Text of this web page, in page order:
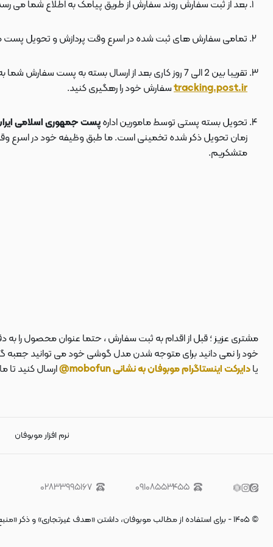
بعد از ثبت سفارش روند سفارش از طریق پیامک به اطلاع شما می
تمامی سفارش های ثبت شده در اسرع وقت پردازش و تحویل
تقریبا بین 2 الی 7 روز کاری بعد از ارسال بسته به پست سفارش شما به دستتان می رسد . بعد از ارسال بسته به پست ، کد مرسوله هم برای شما پیامک می شود که توسط آن می توانید در سایت پست به نشانی
tracking.post.irسفارش خود را رهگیری کنید.
تحویل بسته پستی توسط مامورین ادارهپست جمهوری اسلامی
زمان تحویل ذکر شده تخمینی است. ما طبق وظیفه خود در اسرع وقت
متشکریم.
مشتری عزیز ؛ قبل از اقدام به ثبت سفارش ، حتما عنوان محصول را
خود را نمی دانید برای متوجه شدن مدل گوشی خود می توانید جعبه
یادایرکت اینستاگرام موبوفان به نشانی mobofun@ ارسال کنید
نرم افزار موبوفان
۰۹۱۰۸۵۵۳۴۵۵ ۰۲۸۳۳۹۹۵۱۶۷
©۱۴۰۵- برای استفاده از مطالب موبوفان، داشتن «هدف غیرتجاری» و ذکر